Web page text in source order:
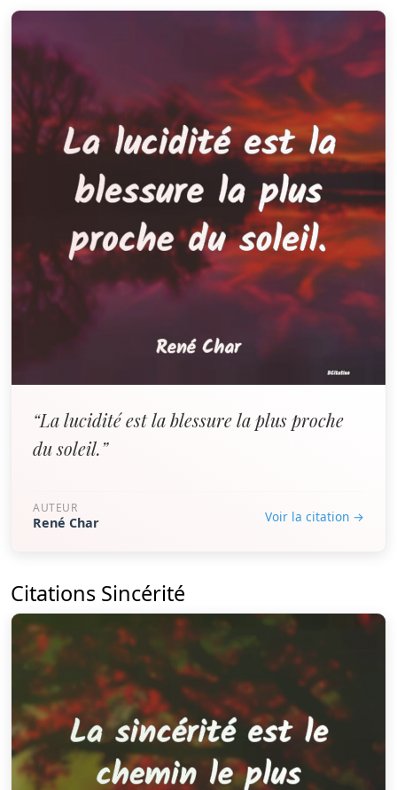
“La lucidité est la blessure la plus proche
du soleil.”
AUTEUR
René Char Voir la citation →
Citations Sincérité